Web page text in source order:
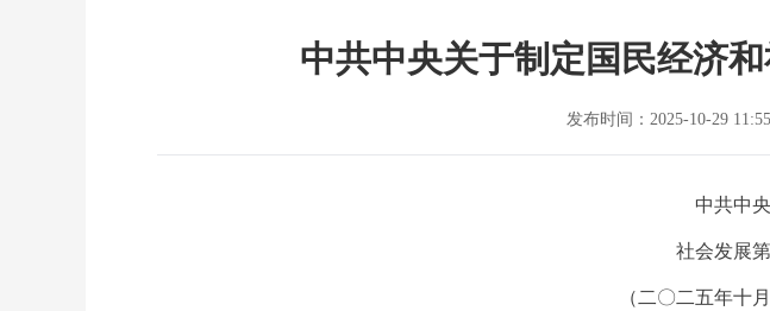
中共中央关于制定国民经济
发布时间：2025-10-29 11:55
中共中
社会发展
（二〇二五年十